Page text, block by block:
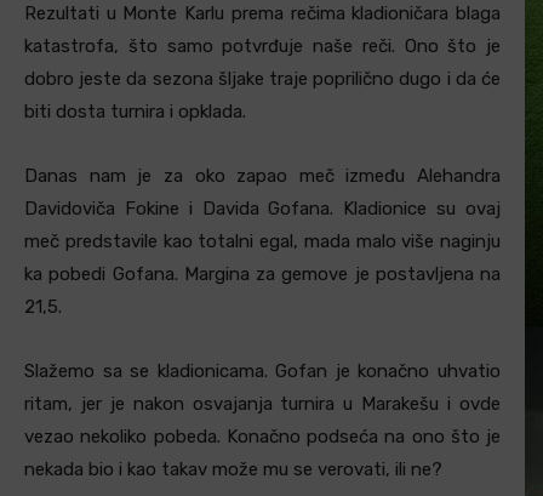
Rezultati u Monte Karlu prema rečima kladioničara blaga
katastrofa, što samo potvrđuje naše reči. Ono što je
dobro jeste da sezona šljake traje poprilično dugo i da će
biti dosta turnira i opklada.
Danas nam je za oko zapao meč između Alehandra
Davidoviča Fokine i Davida Gofana. Kladionice su ovaj
meč predstavile kao totalni egal, mada malo više naginju
ka pobedi Gofana. Margina za gemove je postavljena na
21,5.
Slažemo sa se kladionicama. Gofan je konačno uhvatio
ritam, jer je nakon osvajanja turnira u Marakešu i ovde
vezao nekoliko pobeda. Konačno podseća na ono što je
nekada bio i kao takav može mu se verovati, ili ne?